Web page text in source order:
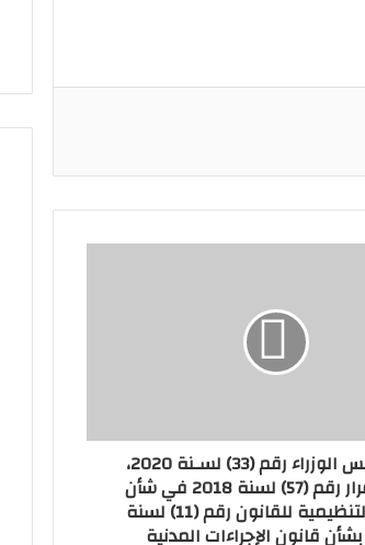
قرار مجلس الوزراء رقم (33) لسـنة 2020،
بتعديل قرار رقم (57) لسنة 2018 في شأن
اللائحة التنظيمية للقانون رقم (11) لسنة